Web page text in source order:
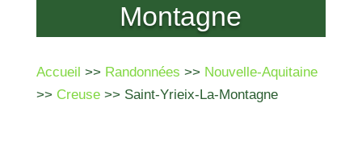
Montagne
Accueil >> Randonnées >> Nouvelle-Aquitaine
>> Creuse>> Saint-Yrieix-La-Montagne